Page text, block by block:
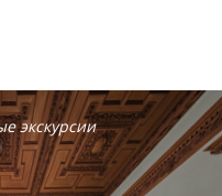
экскурсии